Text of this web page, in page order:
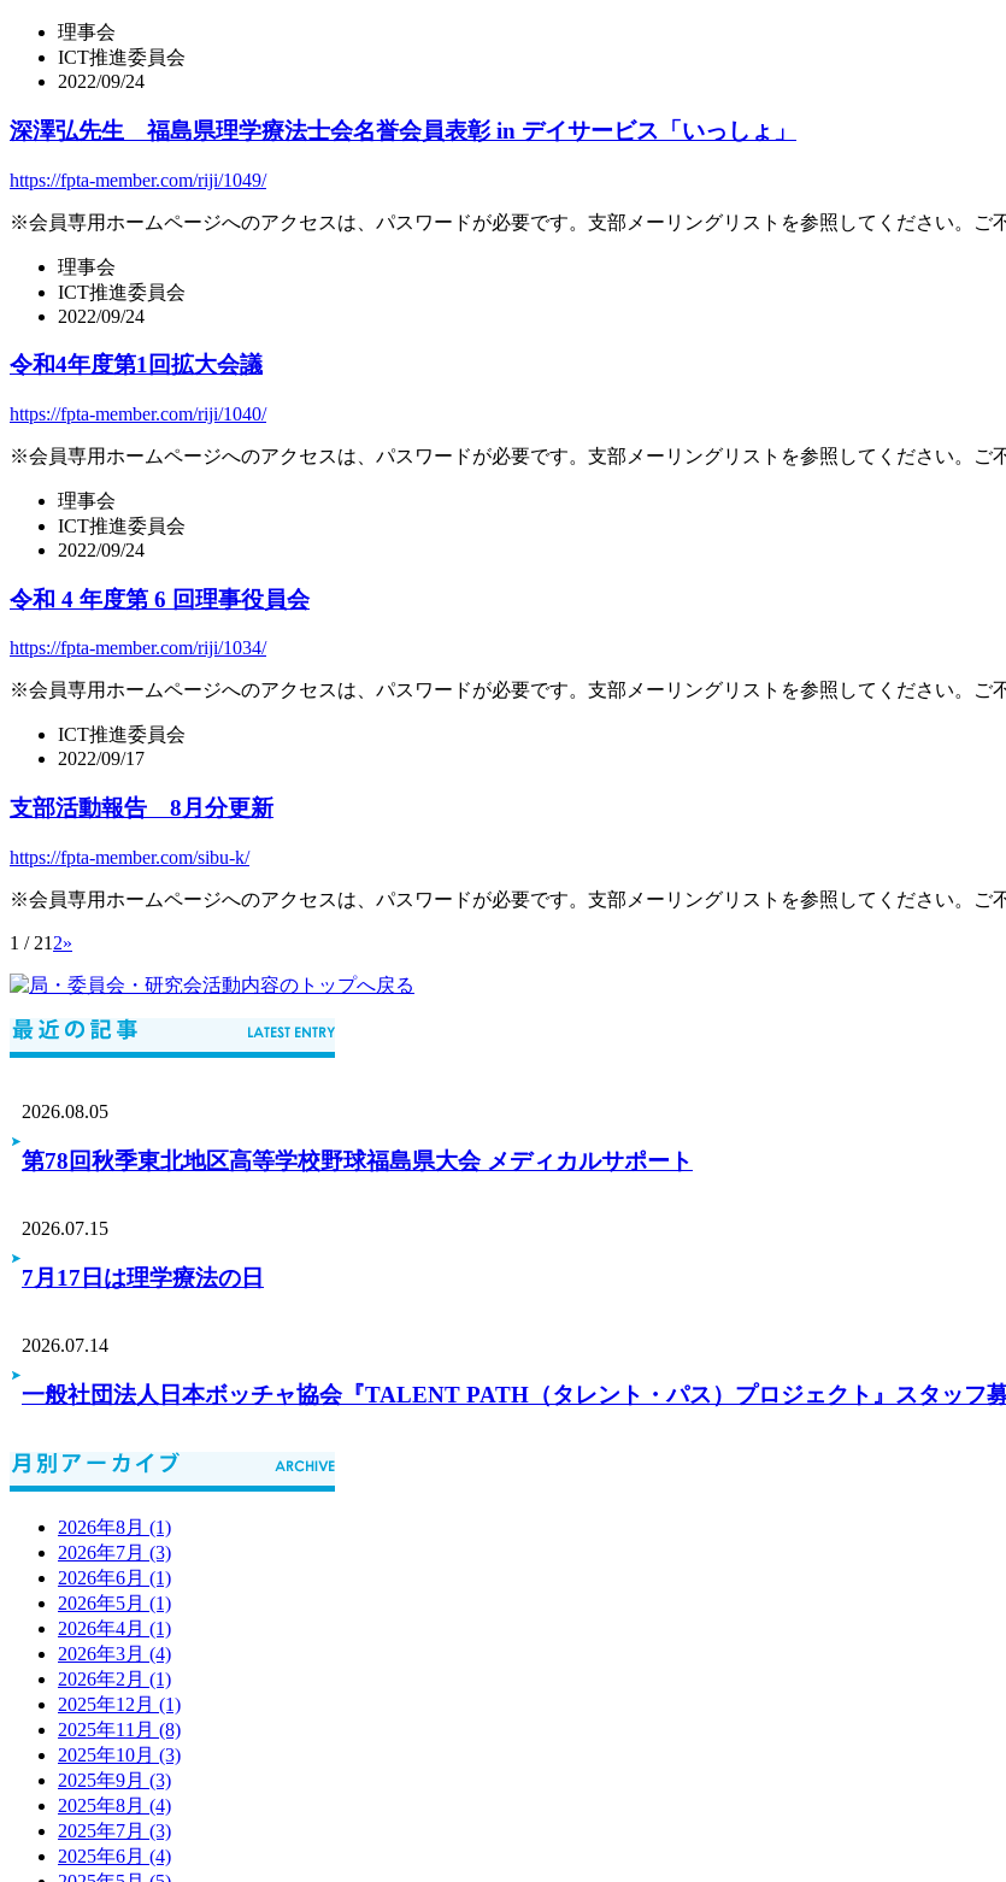
理事会
ICT推進委員会
2022/09/24
深澤弘先生 福島県理学療法士会名誉会員表彰 in デイサービス「いっしょ」
https://fpta-member.com/riji/1049/
※会員専用ホームページへのアクセスは、パスワードが必要です。支部メーリングリストを参照してください。ご
理事会
ICT推進委員会
2022/09/24
令和4年度第1回拡大会議
https://fpta-member.com/riji/1040/
※会員専用ホームページへのアクセスは、パスワードが必要です。支部メーリングリストを参照してください。ご
理事会
ICT推進委員会
2022/09/24
令和 4 年度第 6 回理事役員会
https://fpta-member.com/riji/1034/
※会員専用ホームページへのアクセスは、パスワードが必要です。支部メーリングリストを参照してください。ご
ICT推進委員会
2022/09/17
支部活動報告 8月分更新
https://fpta-member.com/sibu-k/
※会員専用ホームページへのアクセスは、パスワードが必要です。支部メーリングリストを参照してください。ご
1 / 21 2»
2026.08.05
第78回秋季東北地区高等学校野球福島県大会 メディカルサポート
2026.07.15
7月17日は理学療法の日
2026.07.14
一般社団法人日本ボッチャ協会『TALENT PATH（タレント・パス）プロジェクト』スタッフ
2026年8月 (1)
2026年7月 (3)
2026年6月 (1)
2026年5月 (1)
2026年4月 (1)
2026年3月 (4)
2026年2月 (1)
2025年12月 (1)
2025年11月 (8)
2025年10月 (3)
2025年9月 (3)
2025年8月 (4)
2025年7月 (3)
2025年6月 (4)